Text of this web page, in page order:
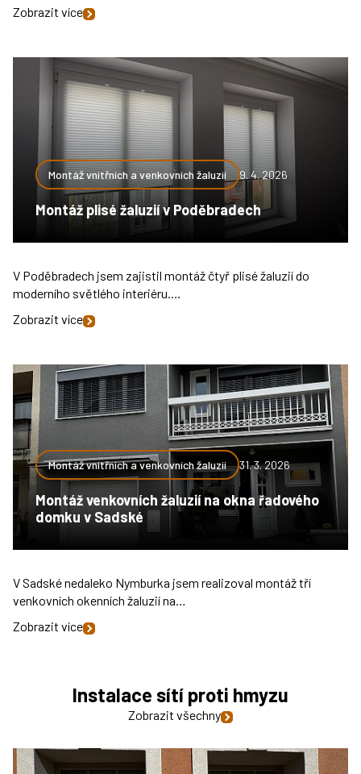
Zobrazit více
Montáž vnitřních a venkovních žaluzií 9. 4. 2026
Montáž plisé žaluzií v Poděbradech
V Poděbradech jsem zajistil montáž čtyř plisé žaluzií do
moderního světlého interiéru.…
Zobrazit více
Montáž vnitřních a venkovních žaluzií 31. 3. 2026
Montáž venkovních žaluzií na okna řadového
domku v Sadské
V Sadské nedaleko Nymburka jsem realizoval montáž tří
venkovních okenních žaluzií na…
Zobrazit více
Instalace sítí proti hmyzu
Zobrazit všechny